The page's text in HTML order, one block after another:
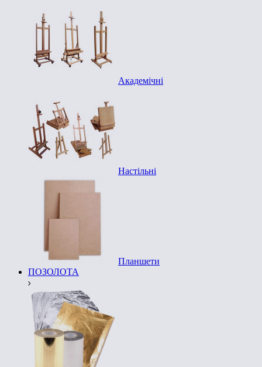
Академічні
Настільні
Планшети
ПОЗОЛОТА